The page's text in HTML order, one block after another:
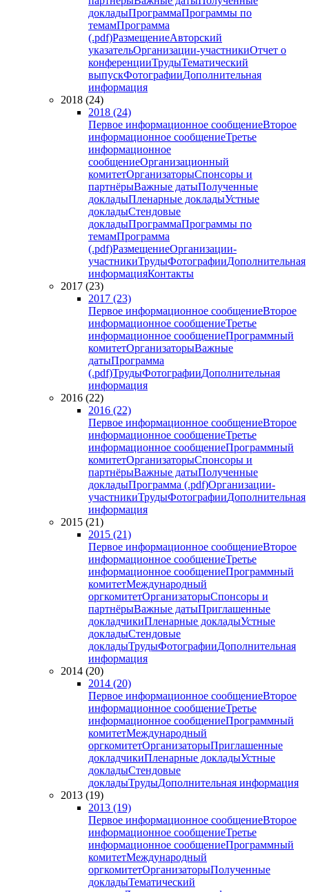
докладыПрограммаПрограммы по
темамПрограмма
(.pdf)РазмещениеАвторский
указательОрганизации-участникиОтчет о
конференцииТрудыТематический
выпускФотографииДополнительная
информация
2018 (24)
2018 (24)
Первое информационное сообщениеВторое
информационное сообщениеТретье
информационное
сообщениеОрганизационный
комитетОрганизаторыСпонсоры и
партнёрыВажные датыПолученные
докладыПленарные докладыУстные
докладыСтендовые
докладыПрограммаПрограммы по
темамПрограмма
(.pdf)РазмещениеОрганизации-
участникиТрудыФотографииДополнительная
информацияКонтакты
2017 (23)
2017 (23)
Первое информационное сообщениеВторое
информационное сообщениеТретье
информационное сообщениеПрограммный
комитетОрганизаторыВажные
датыПрограмма
(.pdf)ТрудыФотографииДополнительная
информация
2016 (22)
2016 (22)
Первое информационное сообщениеВторое
информационное сообщениеТретье
информационное сообщениеПрограммный
комитетОрганизаторыСпонсоры и
партнёрыВажные датыПолученные
докладыПрограмма (.pdf)Организации-
участникиТрудыФотографииДополнительная
информация
2015 (21)
2015 (21)
Первое информационное сообщениеВторое
информационное сообщениеТретье
информационное сообщениеПрограммный
комитетМеждународный
оргкомитетОрганизаторыСпонсоры и
партнёрыВажные датыПриглашенные
докладчикиПленарные докладыУстные
докладыСтендовые
докладыТрудыФотографииДополнительная
информация
2014 (20)
2014 (20)
Первое информационное сообщениеВторое
информационное сообщениеТретье
информационное сообщениеПрограммный
комитетМеждународный
оргкомитетОрганизаторыПриглашенные
докладчикиПленарные докладыУстные
докладыСтендовые
докладыТрудыДополнительная информация
2013 (19)
2013 (19)
Первое информационное сообщениеВторое
информационное сообщениеТретье
информационное сообщениеПрограммный
комитетМеждународный
оргкомитетОрганизаторыПолученные
докладыТематический